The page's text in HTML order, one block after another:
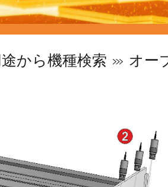
途から機種検索 オー